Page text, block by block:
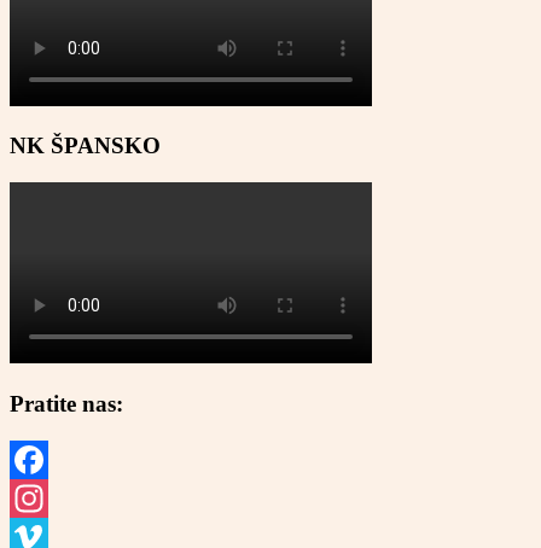
NK ŠPANSKO
Pratite nas:
Facebook
Instagram